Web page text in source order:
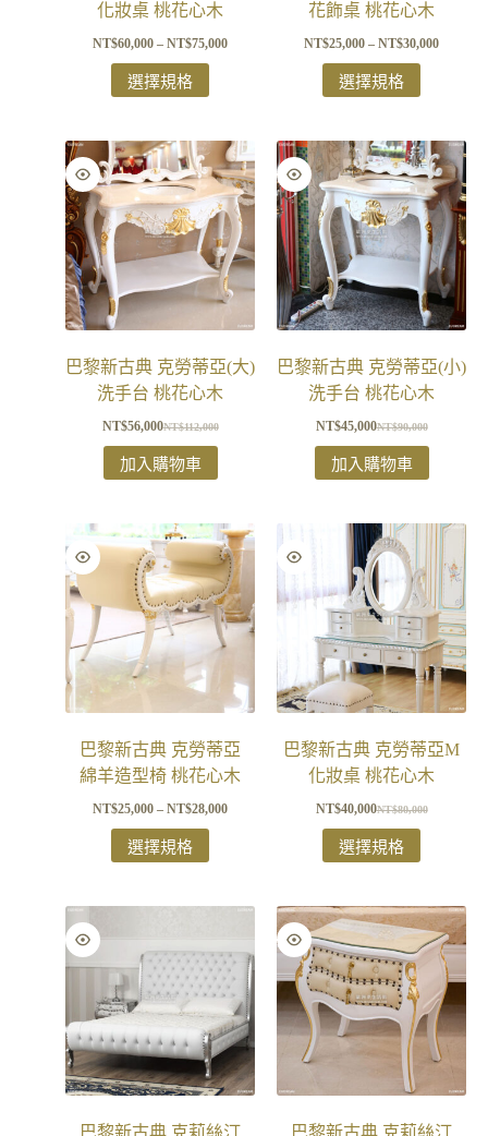
化妝桌 桃花心木
NT$60,000 – NT$75,000
選擇規格
花飾桌 桃花心木
NT$25,000 – NT$30,000
選擇規格
巴黎新古典 克勞蒂亞(大)
洗手台 桃花心木
NT$112,000
NT$56,000
加入購物車
巴黎新古典 克勞蒂亞(小)
洗手台 桃花心木
NT$90,000
NT$45,000
加入購物車
巴黎新古典 克勞蒂亞
綿羊造型椅 桃花心木
NT$25,000 – NT$28,000
選擇規格
巴黎新古典 克勞蒂亞M
化妝桌 桃花心木
NT$80,000
NT$40,000
選擇規格